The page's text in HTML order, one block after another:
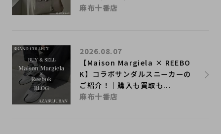
麻布十番店
【Maison Margiela × REEBO
K】コラボサンダルスニーカーの
ご紹介！｜購入も買取も...
2026.08.07
麻布十番店